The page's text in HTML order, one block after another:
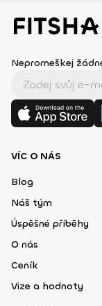
Nepromeškej
VÍC O NÁS
Blog
Náš tým
Úspěšné příběhy
O nás
Ceník
Vize a hodnoty